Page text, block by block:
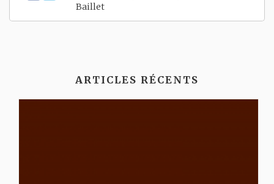
Baillet
ARTICLES RÉCENTS